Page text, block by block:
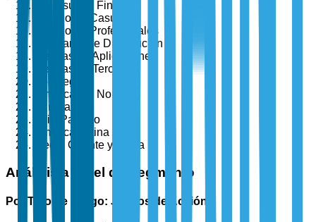
Por Usuario Final
Jugadores Casual
Jugadores Profesionales
Por Canal de Distribución
Tiendas de Aplicaciones
Tiendas de Terceros
Por Región
América del Norte
Europa
Asia-Pacífico
América Latina
Medio Oriente y África
Análisis a Nivel de Segmento
Por Tipo de Juego: Juegos de Acción